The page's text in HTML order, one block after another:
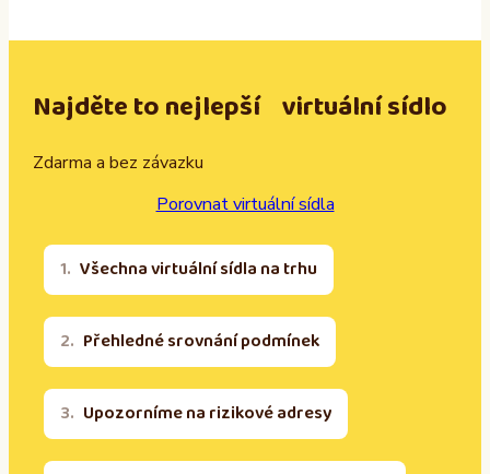
Najděte to nejlepší virtuální sídlo
Zdarma a bez závazku
Porovnat virtuální sídla
Všechna virtuální sídla na trhu
Přehledné srovnání podmínek
Upozorníme na rizikové adresy